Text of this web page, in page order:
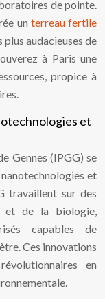
de pointe.
un terreau fertile
audacieuses de
à Paris une
propice à
et
Gennes (IPGG) se
et
travaillent sur des
et de la biologie,
capables de
Ces innovations
en